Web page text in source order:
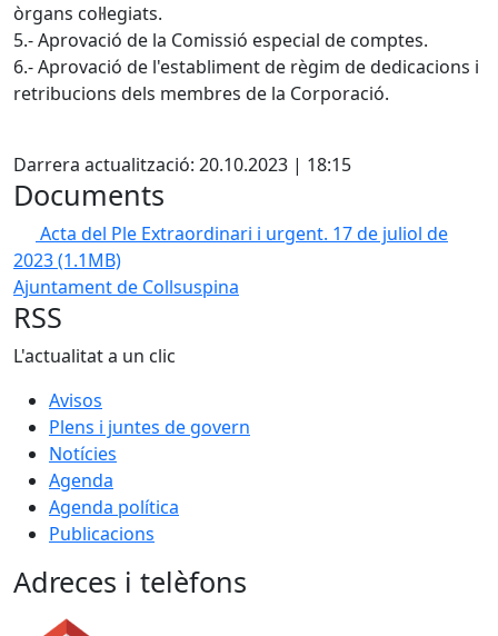
òrgans col·legiats.
5.- Aprovació de la Comissió especial de comptes.
6.- Aprovació de l'establiment de règim de dedicacions i
retribucions dels membres de la Corporació.
Darrera actualització: 20.10.2023 | 18:15
Documents
Acta del Ple Extraordinari i urgent. 17 de juliol de
2023(1.1MB)
Ajuntament de Collsuspina
RSS
L'actualitat a un clic
Avisos
Plens i juntes de govern
Notícies
Agenda
Agenda política
Publicacions
Adreces i telèfons